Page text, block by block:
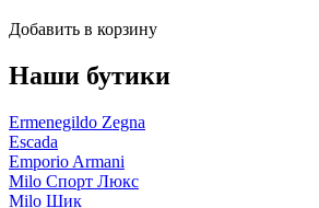
Добавить в корзину
Наши бутики
Ermenegildo Zegna
Escada
Emporio Armani
Milo Спорт Люкс
Milo Шик